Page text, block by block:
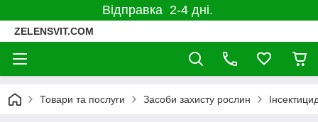
Відправка 2-4 дні.
ZELENSVIT.COM
Товари та послуги Засоби захисту рослин